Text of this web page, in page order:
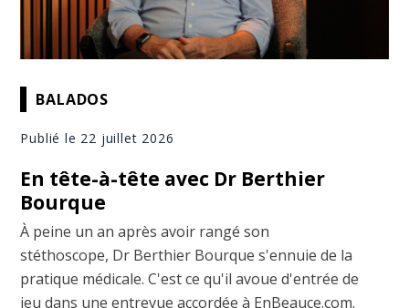
BALADOS
Publié le 22 juillet 2026
En tête-à-tête avec Dr Berthier
Bourque
À peine un an après avoir rangé son
stéthoscope, Dr Berthier Bourque s'ennuie de la
pratique médicale. C'est ce qu'il avoue d'entrée de
jeu dans une entrevue accordée à EnBeauce.com.